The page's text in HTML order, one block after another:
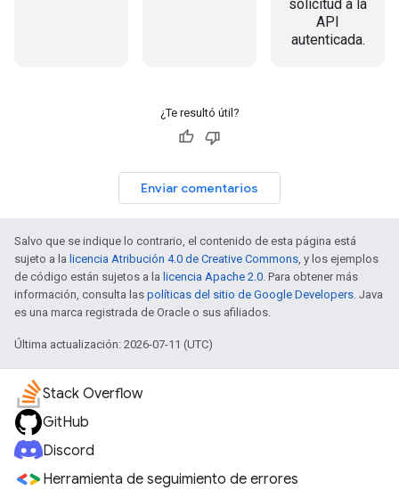
solicitud a la
API
autenticada.
¿Te resultó útil?
Enviar comentarios
Salvo que se indique lo contrario, el contenido de esta página está
sujeto a la licencia Atribución 4.0 de Creative Commons, y los ejemplos
de código están sujetos a la licencia Apache 2.0. Para obtener más
información, consulta las políticas del sitio de Google Developers. Java
es una marca registrada de Oracle o sus afiliados.
Última actualización: 2026-07-11 (UTC)
Stack Overflow
GitHub
Discord
Herramienta de seguimiento de errores